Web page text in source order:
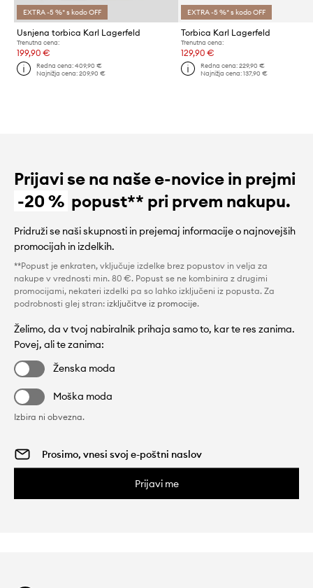
EXTRA -5 %* s kodo OFF
Usnjena torbica Karl Lagerfeld
Trenutna cena:
199,90 €
Redna cena:409,90 €
Najnižja cena:209,90 €
EXTRA -5 %* s kodo OFF
Torbica Karl Lagerfeld
Trenutna cena:
129,90 €
Redna cena: 229,90 €
Najnižja cena: 137,90 €
Prijavi se na naše e-novice in prejmi
-20 % popust** pri prvem nakupu.
Pridruži se naši skupnosti in prejemaj informacije o najnovejših
promocijah in izdelkih.
**Popust je enkraten, vključuje izdelke brez popustov in velja za
nakupe v vrednosti min. 80 €. Popust se ne kombinira z drugimi
promocijami, nekateri izdelki pa so lahko izključeni iz popusta. Za
podrobnosti glej stran: izključitve iz promocije.
Želimo, da v tvoj nabiralnik prihaja samo to, kar te res zanima.
Povej, ali te zanima:
Ženska moda
Moška moda
Izbira ni obvezna.
Prijavi me